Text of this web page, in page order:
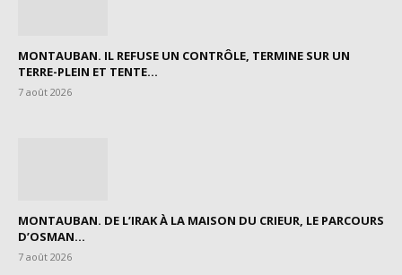
MONTAUBAN. IL REFUSE UN CONTRÔLE, TERMINE SUR UN
TERRE-PLEIN ET TENTE...
7 août 2026
MONTAUBAN. DE L’IRAK À LA MAISON DU CRIEUR, LE PARCOURS
D’OSMAN...
7 août 2026